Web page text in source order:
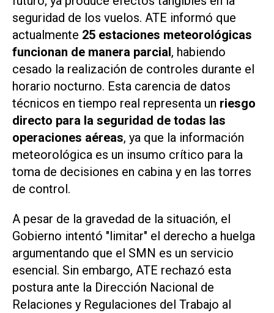
seguridad de los vuelos. ATE informó que
actualmente 25 estaciones meteorológicas
funcionan de manera parcial , habiendo
cesado la realización de controles durante el
horario nocturno. Esta carencia de datos
técnicos en tiempo real representa un riesgo
directo para la seguridad de todas las
operaciones aéreas, ya que la información
meteorológica es un insumo crítico para la
toma de decisiones en cabina y en las torres
de control.
A pesar de la gravedad de la situación, el
Gobierno intentó "limitar" el derecho a huelga
argumentando que el SMN es un servicio
esencial. Sin embargo, ATE rechazó esta
postura ante la Dirección Nacional de
Relaciones y Regulaciones del Trabajo al